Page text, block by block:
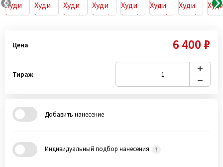
Цена 6 400 ₽
Тираж
Добавить нанесение
Индивидуальный подбор нанесения